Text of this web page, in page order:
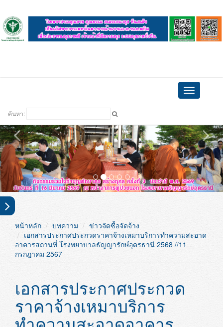
Toggle
navigation
ค้นหา:
หน้าหลัก บทความ
ข่าวจัดซื้อจัดจ้าง
เอกสารประกาศประกวดราคาจ้างเหมาบริการทำความสะอาด
อาคารสถานที่ โรงพยาบาลธัญญารักษ์อุดรธานี 2568 //11
กรกฎาคม 2567
เอกสารประกาศประกวด
ราคาจ้างเหมาบริการ